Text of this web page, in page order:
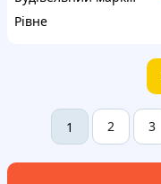
Рівне
1 2 3